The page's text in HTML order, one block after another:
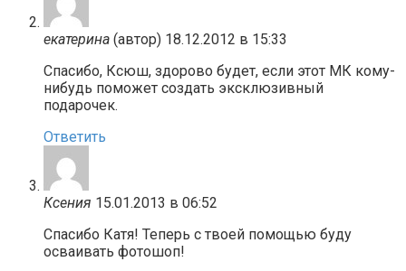
екатерина (автор) 18.12.2012 в 15:33
Спасибо, Ксюш, здорово будет, если этот МК кому-
нибудь поможет создать эксклюзивный
подарочек.
Ответить
Ксения 15.01.2013 в 06:52
Спасибо Катя! Теперь с твоей помощью буду
осваивать фотошоп!